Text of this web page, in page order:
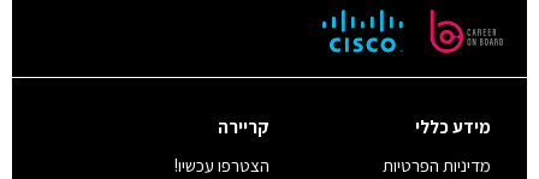
מידע כללי
מדיניות הפרטיות
קריירה
הצטרפו עכשיו!